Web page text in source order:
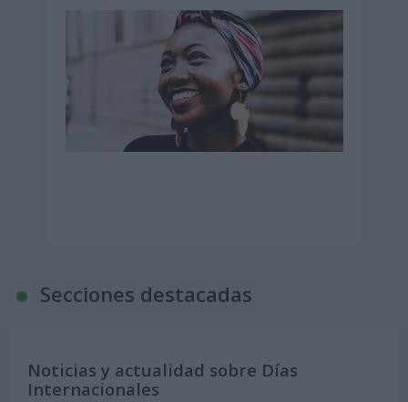
Secciones destacadas
Noticias y actualidad sobre Días
Internacionales